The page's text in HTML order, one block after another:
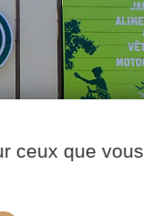
ceux que vous